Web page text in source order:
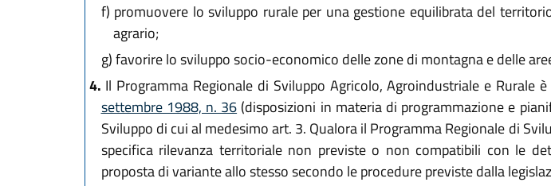
f) promuovere lo sviluppo rurale per una gestione equilibrata del
agrario;
g)favorire lo sviluppo socio-economico delle zone di montagna e delle
4. Il Programma Regionale di Sviluppo Agricolo, Agroindustriale e Rurale
settembre 1988, n. 36 (disposizioni in materia di programmazione e
Sviluppo di cui al medesimo art. 3. Qualora il Programma Regionale di
specifica rilevanza territoriale non previste o non compatibili con le
proposta di variante allo stesso secondo le procedure previste dalla